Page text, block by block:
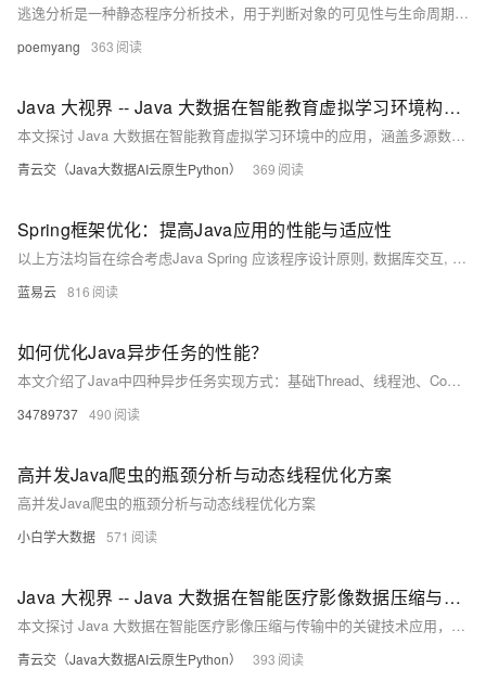
逃逸分析是一种静态程序分析技术，用于判断对象的可见性与生命周期。它帮助即时编译器优化内存使用、降低同步开销。根据对象是否逃逸出方法或线程，分析结果分为未逃逸、方法逃逸和线程逃逸三种。基于分析结果，编译器可进行同步锁消除、标量替换和栈上分配等优化，从而提升程序性能。尽管逃逸分析计算复杂度较高，但其在热点代码中的应用为Java虚拟机带来了显著的优化效果。
poemyang 363
Java 大视界 -- Java 大数据在智能教育虚拟学习环境构建与用户体验优化中的应用（221）
本文探讨 Java 大数据在智能教育虚拟学习环境中的应用，涵盖多源数据采集、个性化推荐、实时互动优化等核心技术，结合实际案例分析其在提升学习体验与教学质量中的成效，并展望未来发展方向与技术挑战。
青云交（Java大数据AI云原生Python） 369
Spring框架优化：提高Java应用的性能与适应性
以上方法均旨在综合考虑Java Spring 应该程序设计原则, 数据库交互, 编码实践和系统架构布局等多角度因素, 旨在达到高效稳定运转目标同时也易于未来扩展.
蓝易云 816
如何优化Java异步任务的性能？
本文介绍了Java中四种异步任务实现方式：基础Thread、线程池、CompletableFuture及虚拟线程。涵盖多场景代码示例，展示从简单异步到复杂流程编排的演进，适用于不同版本与业务需求，助你掌握高效并发编程实践。（239字）
34789737 490
高并发Java爬虫的瓶颈分析与动态线程优化方案
高并发Java爬虫的瓶颈分析与动态线程优化方案
小白学大数据 571
Java 大视界 -- Java 大数据在智能医疗影像数据压缩与传输优化中的技术应用（227）
本文探讨 Java 大数据在智能医疗影像压缩与传输中的关键技术应用，分析其如何解决医疗影像数据存储、传输与压缩三大难题，并结合实际案例展示技术落地效果。
青云交（Java大数据AI云原生Python） 393